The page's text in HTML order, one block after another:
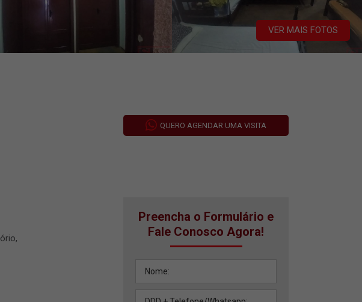
VER MAIS FOTOS
QUERO AGENDAR UMA VISITA
Preencha o Formulário e
Fale Conosco Agora!